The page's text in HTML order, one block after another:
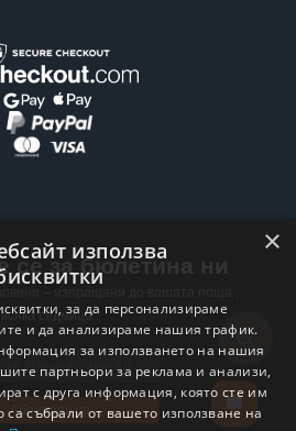
се за бюлетина ни
всяка седмица .
Абонирай се
×
използва
за да персонализираме
и да анализираме нашия трафик.
за използването на нашия
партньори за реклама и анализи,
с друга информация, която сте им
са събрали от вашето използване на